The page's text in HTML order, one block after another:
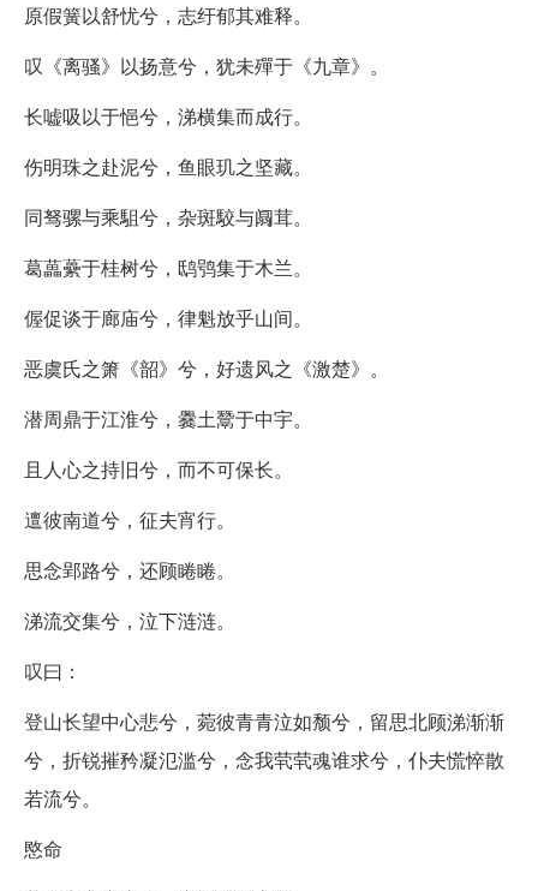
原假簧以舒忧兮，志纡郁其难释。
叹《离骚》以扬意兮，犹未殫于《九章》。
长嘘吸以于悒兮，涕横集而成行。
伤明珠之赴泥兮，鱼眼玑之坚藏。
同驽骡与乘駔兮，杂斑駮与阘茸。
葛藟虆于桂树兮，鸱鸮集于木兰。
偓促谈于廊庙兮，律魁放乎山间。
恶虞氏之箫《韶》兮，好遗风之《激楚》。
潜周鼎于江淮兮，爨土鬵于中宇。
且人心之持旧兮，而不可保长。
邅彼南道兮，征夫宵行。
思念郢路兮，还顾睠睠。
涕流交集兮，泣下涟涟。
叹曰：
登山长望中心悲兮，菀彼青青泣如颓兮，留思北顾涕渐渐
兮，折锐摧矜凝氾滥兮，念我茕茕魂谁求兮，仆夫慌悴散
若流兮。
愍命